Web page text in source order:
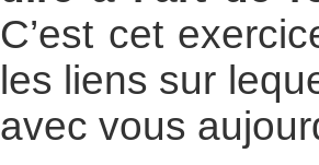
C’est cet
les liens sur
avec vous